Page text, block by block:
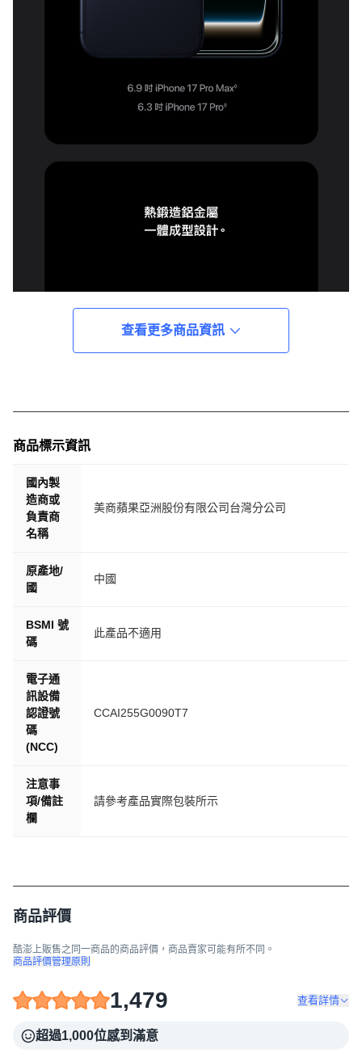
查看更多商品資訊
商品標示資訊
國內製
造商或
負責商
名稱
美商蘋果亞洲股份有限公司台灣分公司
原產地/
國
中國
BSMI 號
碼
此產品不適用
電子通
訊設備
認證號
碼
(NCC)
CCAI255G0090T7
注意事
項/備註
欄
請參考產品實際包裝所示
商品評價
酷澎上販售之同一商品的商品評價，商品賣家可能有所不同。
商品評價管理原則
1,479 查看詳情
超過1,000位感到滿意